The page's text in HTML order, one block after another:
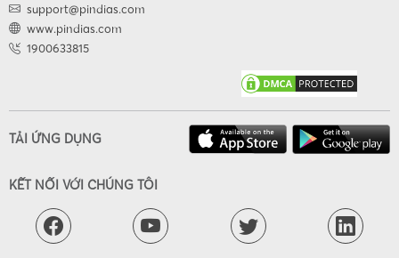
support@pindias.com
www.pindias.com
1900633815
TẢI ỨNG DỤNG
KẾT NỐI VỚI CHÚNG TÔI